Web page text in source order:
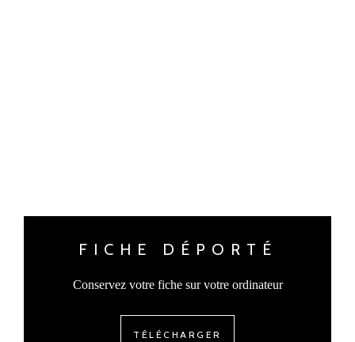
FICHE DÉPORTÉ
Conservez votre fiche sur votre ordinateur
TÉLÉCHARGER